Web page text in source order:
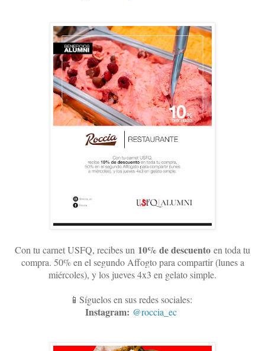
Con tu carnet USFQ, recibes un 10% de descuento en toda tu
compra. 50% en el segundo Affogto para compartir (lunes a
miércoles), y los jueves 4x3 en gelato simple.
📱Síguelos en sus redes sociales:
Instagram: @roccia_ec